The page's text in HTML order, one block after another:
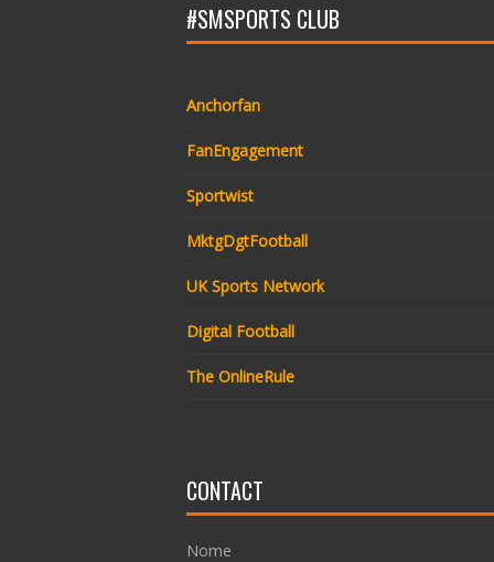
#SMSPORTS CLUB
Anchorfan
FanEngagement
Sportwist
MktgDgtFootball
UK Sports Network
Digital Football
The OnlineRule
CONTACT
Nome